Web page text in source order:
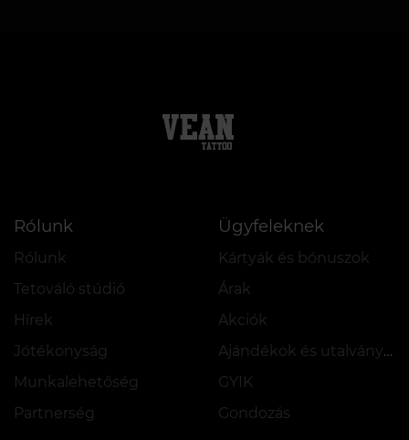
Rólunk
Rólunk
Tetováló stúdió
Hírek
Jótékonyság
Munkalehetőség
Partnerség
Ügyfeleknek
Kártyák és bónuszok
Árak
Akciók
Ajándékok és utalványok
GYIK
Gondozás